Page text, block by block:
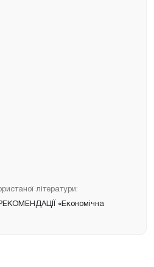
літератури:
«Економічна